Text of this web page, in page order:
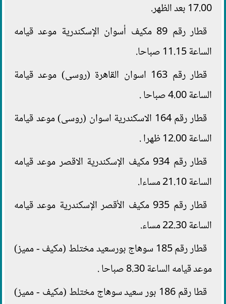
17.00 بعد الظهر.
قطار رقم 89 مكيف أسوان الإسكندرية موعد قيامه
الساعة 11.15 صباحا.
قطار رقم 163 اسوان القاهرة (روسى) موعد قيامة
الساعة 4.00 صباحا .
قطار رقم 164 الاسكندرية اسوان (روسى) موعد قيامة
الساعة 12.00 ظهرا .
قطار رقم 934 مكيف الإسكندرية الاقصر موعد قيامه
الساعة 21.10 مساءا.
قطار رقم 935 مكيف الأقصر الإسكندرية موعد قيامه
الساعة 22.30 مساء.
قطار رقم 185 سوهاج بورسعيد مختلط (مكيف - مميز)
موعد قيامه الساعة 8.30 صباحا .
قطا رقم 186 بور سعيد سوهاج مختلط (مكيف - مميز)